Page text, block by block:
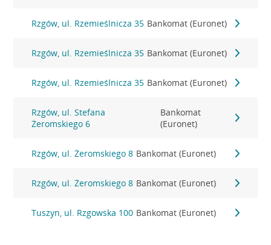
Rzgów, ul. Rzemieślnicza 35 Bankomat (Euronet)
Rzgów, ul. Rzemieślnicza 35 Bankomat (Euronet)
Rzgów, ul. Rzemieślnicza 35 Bankomat (Euronet)
Rzgów, ul. Stefana
Żeromskiego 6
Bankomat
(Euronet)
Rzgów, ul. Żeromskiego 8 Bankomat (Euronet)
Rzgów, ul. Żeromskiego 8 Bankomat (Euronet)
Tuszyn, ul. Rzgowska 100 Bankomat (Euronet)